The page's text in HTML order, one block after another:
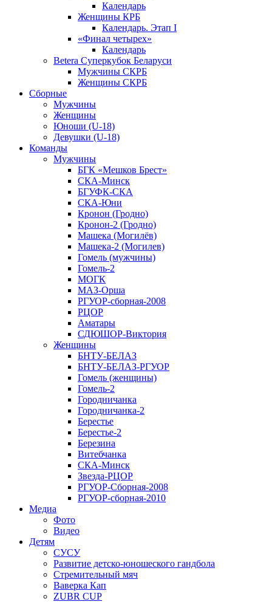
Календарь
Женщины КРБ
Календарь. Этап I
«Финал четырех»
Календарь
Betera Суперкубок Беларуси
Мужчины СКРБ
Женщины СКРБ
Сборные
Мужчины
Женщины
Юноши (U-18)
Девушки (U-18)
Команды
Мужчины
БГК «Мешков Брест»
СКА-Минск
БГУФК-СКА
СКА-Юни
Кронон (Гродно)
Кронон-2 (Гродно)
Машека (Могилёв)
Машека-2 (Могилев)
Гомель (мужчины)
Гомель-2
МОГК
МАЗ-Орша
РГУОР-сборная-2008
РЦОР
Аматары
СДЮШОР-Виктория
Женщины
БНТУ-БЕЛАЗ
БНТУ-БЕЛАЗ-РГУОР
Гомель (женщины)
Гомель-2
Городничанка
Городничанка-2
Берестье
Берестье-2
Березина
Витебчанка
СКА-Минск
Звезда-РЦОР
РГУОР-Сборная-2008
РГУОР-сборная-2010
Медиа
Фото
Видео
Детям
СУСУ
Развитие детско-юношеского гандбола
Стремительный мяч
Ваверка Кап
ZUBR CUP